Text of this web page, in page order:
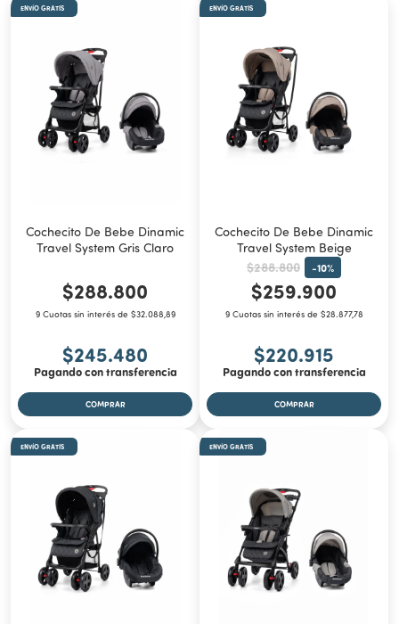
ENVÍO GRATIS
Cochecito De Bebe Dinamic
Travel System Gris Claro
$288.800
9 Cuotas sin interés de $32.088,89
$245.480
Pagando con transferencia
ENVÍO GRATIS
Cochecito De Bebe Dinamic
Travel System Beige
$288.800 -10%
$259.900
9 Cuotas sin interés de $28.877,78
$220.915
Pagando con transferencia
ENVÍO GRATIS ENVÍO GRATIS